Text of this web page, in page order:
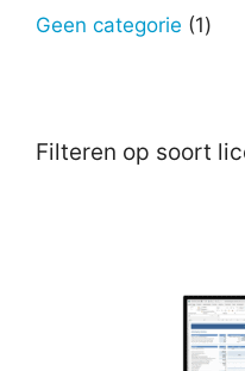
producten
Geen categorie 11
Filteren op soort